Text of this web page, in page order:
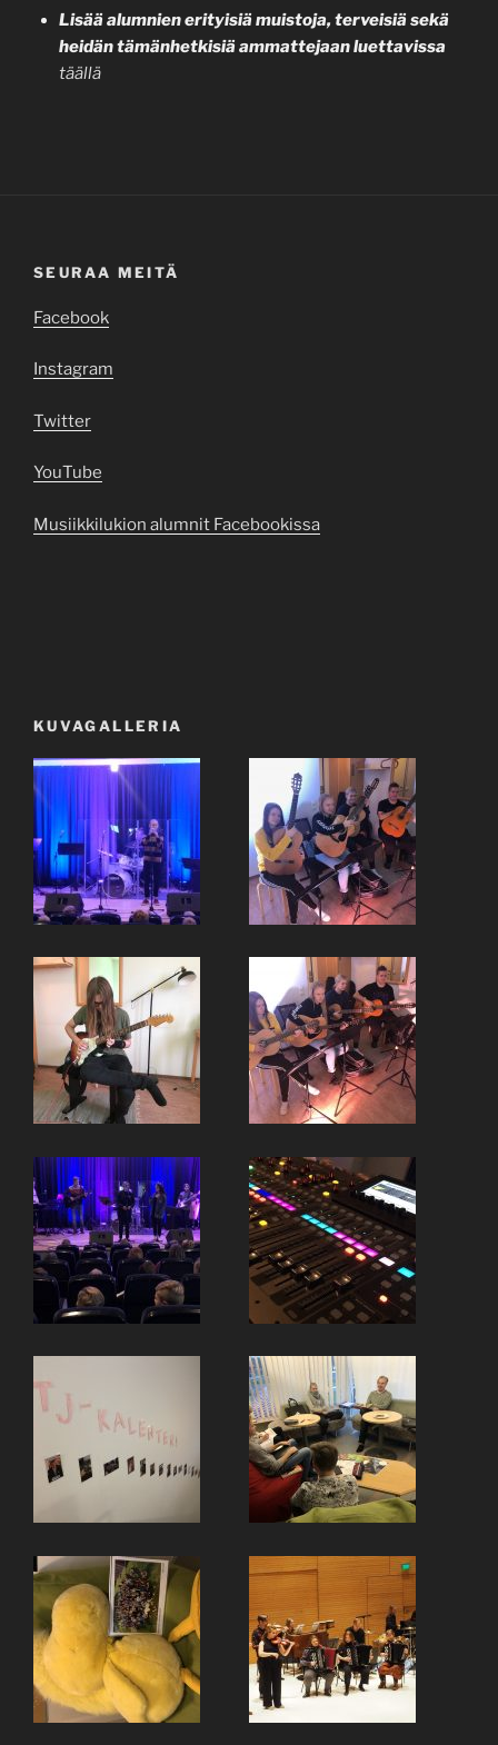
Lisää alumnien erityisiä muistoja, terveisiä sekä
heidän tämänhetkisiä ammattejaan luettavissa
täällä
SEURAA MEITÄ
Facebook
Instagram
Twitter
YouTube
Musiikkilukion alumnit Facebookissa
KUVAGALLERIA